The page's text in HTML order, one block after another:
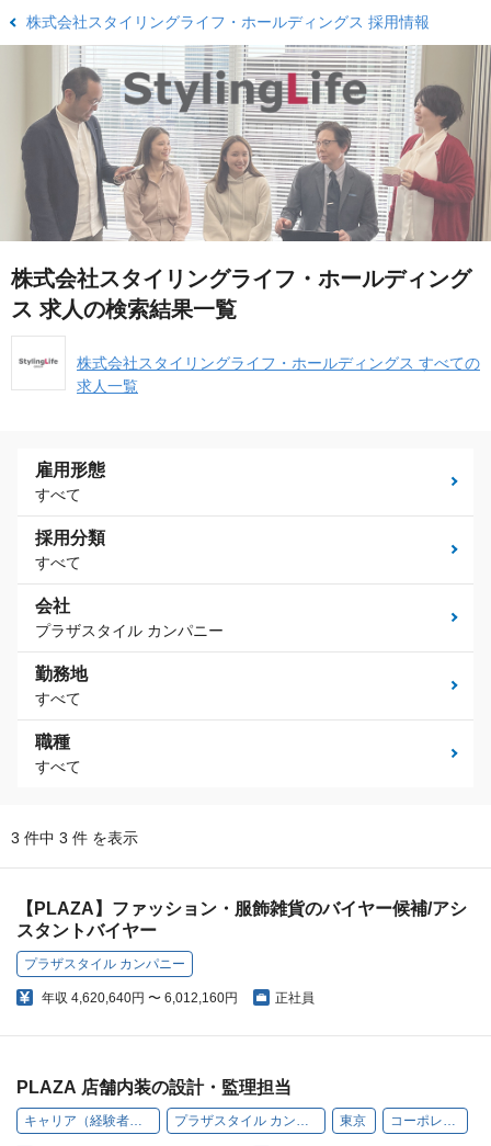
株式会社スタイリングライフ・ホールディングス 採用情報
株式会社スタイリングライフ・ホールディング
ス 求人の検索結果一覧
株式会社スタイリングライフ・ホールディングス すべての
求人一覧
雇用形態
すべて
採用分類
すべて
会社
プラザスタイル カンパニー
勤務地
すべて
職種
すべて
3 件中 3 件 を表示
【PLAZA】ファッション・服飾雑貨のバイヤー候補/アシ
スタントバイヤー
プラザスタイル カンパニー
年収 4,620,640円 〜 6,012,160円 正社員
PLAZA 店舗内装の設計・監理担当
キャリア（経験者）採用 プラザスタイル カンパニー 東京 コーポレート